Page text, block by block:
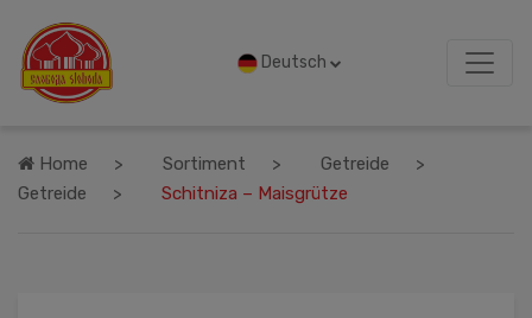
Deutsch
Home Sortiment
Getreide
Getreide
Schitniza – Maisgrütze